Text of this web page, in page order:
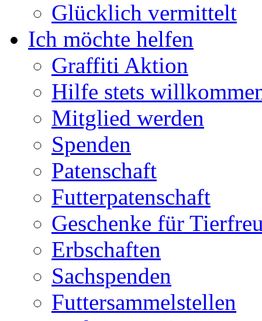
Glücklich vermittelt
Ich möchte helfen
Graffiti Aktion
Hilfe stets
Mitglied werden
Spenden
Patenschaft
Futterpatenschaft
Geschenke für
Erbschaften
Sachspenden
Futtersammelstellen